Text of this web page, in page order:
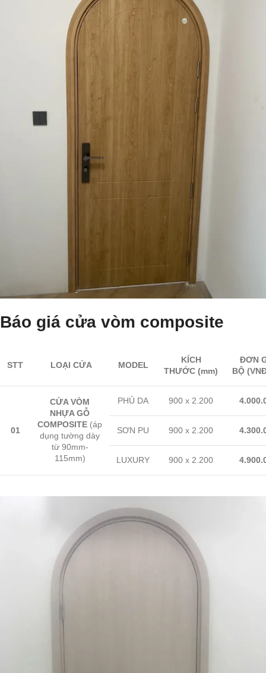
Báo giá cửa vòm composite
STT LOẠI CỬA MODEL
KÍCH
THƯỚC (mm)
ĐƠN
BỘ
01
CỬA VÒM
NHỰA GỖ
COMPOSITE (áp
dụng tường dày
từ 90mm-
115mm)
PHỦ DA 900 x 2.200
SƠN PU 900 x 2.200
LUXURY 900 x 2.200